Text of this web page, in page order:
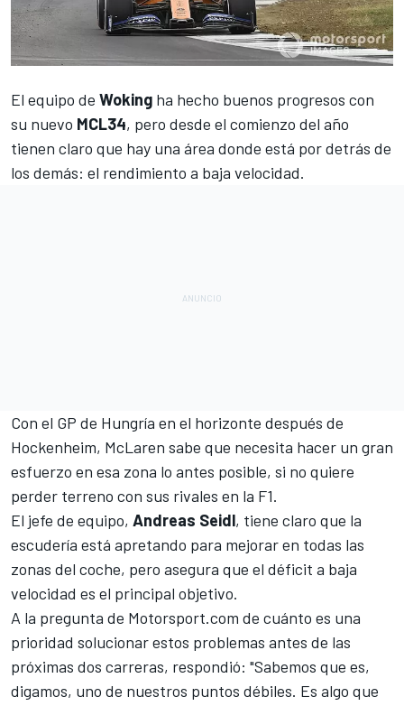
El equipo de Woking ha hecho buenos progresos con
su nuevo MCL34, pero desde el comienzo del año
tienen claro que hay una área donde está por detrás de
los demás: el rendimiento a baja velocidad.
Con el GP de Hungría en el horizonte después de
Hockenheim, McLaren sabe que necesita hacer un gran
esfuerzo en esa zona lo antes posible, si no quiere
perder terreno con sus rivales en la F1.
El jefe de equipo, Andreas Seidl, tiene claro que la
escudería está apretando para mejorar en todas las
zonas del coche, pero asegura que el déficit a baja
velocidad es el principal objetivo.
A la pregunta de Motorsport.com de cuánto es una
prioridad solucionar estos problemas antes de las
próximas dos carreras, respondió: "Sabemos que es,
digamos, uno de nuestros puntos débiles. Es algo que